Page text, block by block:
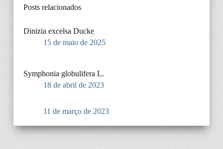
Posts relacionados
Dinizia excelsa Ducke
15 de maio de 2025
Symphonia globulifera L.
18 de abril de 2023
11 de março de 2023